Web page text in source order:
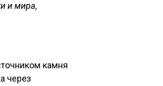
и мира,
камня
через